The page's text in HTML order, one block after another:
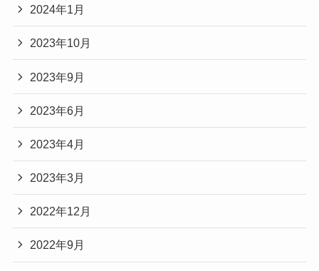
2024年1月
2023年10月
2023年9月
2023年6月
2023年4月
2023年3月
2022年12月
2022年9月